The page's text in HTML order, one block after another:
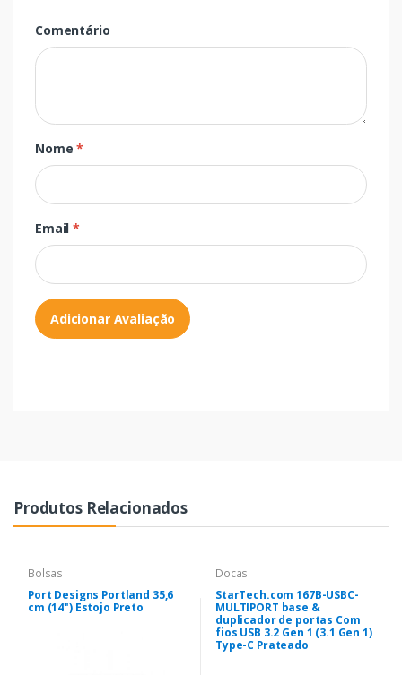
Comentário
Nome*
Email*
Adicionar Avaliação
Produtos Relacionados
Bolsas
Port Designs Portland 35,6
cm (14") Estojo Preto
Docas
StarTech.com 167B-USBC-
MULTIPORT base &
duplicador de portas Com
fios USB 3.2 Gen 1 (3.1 Gen 1)
Type-C Prateado